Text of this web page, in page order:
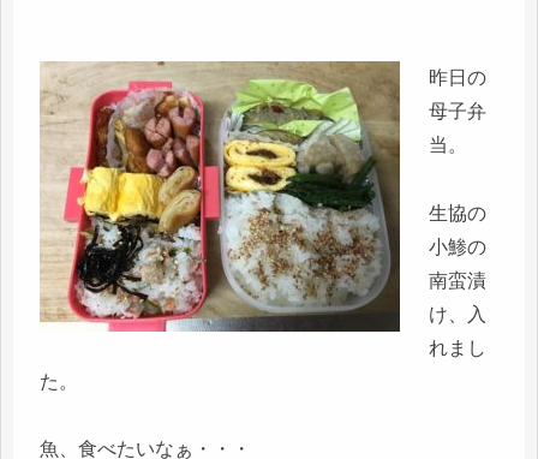
昨日の
母子弁
当。
生協の
小鯵の
南蛮漬
け、入
れまし
た。
魚、食べたいなぁ・・・